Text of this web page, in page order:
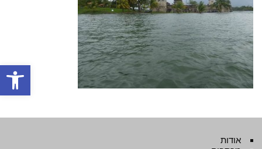
פתח
אודות